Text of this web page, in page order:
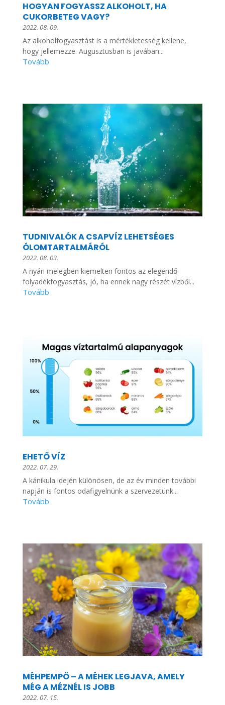
HOGYAN FOGYASSZ ALKOHOLT, HA
CUKORBETEG VAGY?
2022. 08. 09.
Az alkoholfogyasztást is a mértékletesség kellene,
hogy jellemezze. Augusztusban is javában...
TUDNIVALÓK A CSAPVÍZ LEHETSÉGES
ÓLOMTARTALMÁRÓL
2022. 08. 03.
A nyári melegben kiemelten fontos az elegendő
folyadékfogyasztás, jó, ha ennek nagy részét vízből...
EHETŐ VÍZ
2022. 07. 29.
A kánikula idején különösen, de az év minden további
napján is fontos odafigyelnünk a szervezetünk...
MÉHPEMPŐ – A MÉHEK LEGJAVA, AMELY
MÉG A MÉZNÉL IS JOBB
2022. 07. 15.